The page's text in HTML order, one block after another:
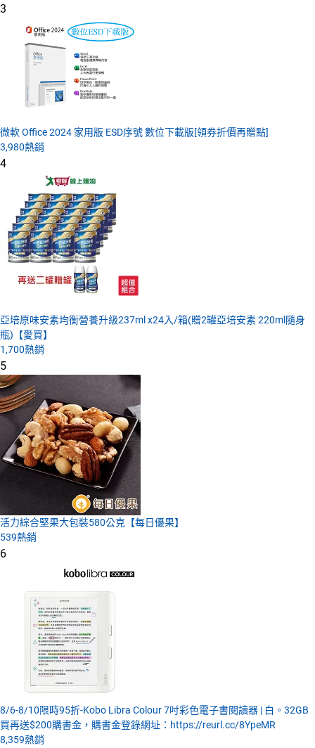
3
微軟 Office 2024 家用版 ESD序號 數位下載版[領券折價再贈點]
3,980熱銷
4
亞培原味安素均衡營養升級237ml x24入/箱(贈2罐亞培安素 220ml隨身
瓶)【愛買】
1,700熱銷
5
活力綜合堅果大包裝580公克【每日優果】
539熱銷
6
8/6-8/10限時95折-Kobo Libra Colour 7吋彩色電子書閱讀器 | 白。32GB
買再送$200購書金，購書金登錄網址：https://reurl.cc/8YpeMR
8,359熱銷